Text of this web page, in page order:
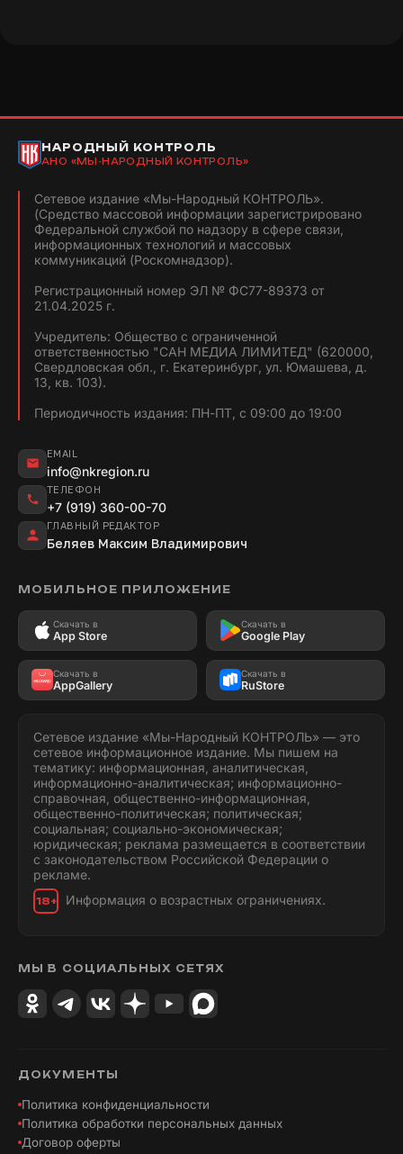
НАРОДНЫЙ КОНТРОЛЬ
АНО «МЫ-НАРОДНЫЙ КОНТРОЛЬ»
Сетевое издание «Мы-Народный КОНТРОЛЬ».
(Средство массовой информации зарегистрировано
Федеральной службой по надзору в сфере связи,
информационных технологий и массовых
коммуникаций (Роскомнадзор).
Регистрационный номер ЭЛ № ФС77-89373 от
21.04.2025 г.
Учредитель: Общество с ограниченной
ответственностью "САН МЕДИА ЛИМИТЕД" (620000,
Свердловская обл., г. Екатеринбург, ул. Юмашева, д.
13, кв. 103).
Периодичность издания: ПН-ПТ, с 09:00 до 19:00
EMAIL
info@nkregion.ru
ТЕЛЕФОН
+7 (919) 360-00-70
ГЛАВНЫЙ РЕДАКТОР
Беляев Максим Владимирович
МОБИЛЬНОЕ ПРИЛОЖЕНИЕ
Скачать в
App Store
Скачать в
Google Play
Скачать в
AppGallery
Скачать в
RuStore
Сетевое издание «Мы-Народный КОНТРОЛЬ» — это
сетевое информационное издание. Мы пишем на
тематику: информационная, аналитическая,
информационно-аналитическая; информационно-
справочная, общественно-информационная,
общественно-политическая; политическая;
социальная; социально-экономическая;
юридическая; реклама размещается в соответствии
с законодательством Российской Федерации о
рекламе.
18+ Информация о возрастных ограничениях.
МЫ В СОЦИАЛЬНЫХ СЕТЯХ
ДОКУМЕНТЫ
Политика конфиденциальности
Политика обработки персональных данных
Договор оферты